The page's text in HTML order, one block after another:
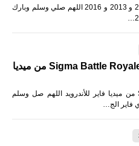
تحميل تعريب مايكروسوفت أوفيس 2010 و 2013 و 2016 اللهم صلي وسلم وبارك
تنزيل لعبة Sigma Battle Royale APK من ميديا
تنزيل لعبة Sigma Battle Royale APK من ميديا فاير للأندرويد اللهم صل وسلم
فاير الج…